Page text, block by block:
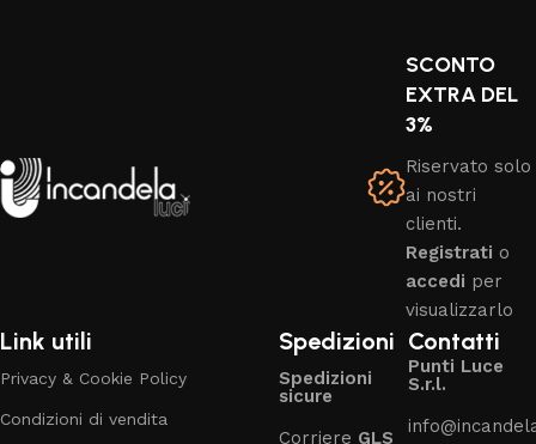
SCONTO
EXTRA DEL
3%
Riservato solo
ai nostri
clienti.
Registrati o
accedi per
visualizzarlo
Link utili
Privacy & Cookie Policy
Condizioni di vendita
Spedizioni
Spedizioni
sicure
Corriere GLS
Contatti
Punti Luce
S.r.l.